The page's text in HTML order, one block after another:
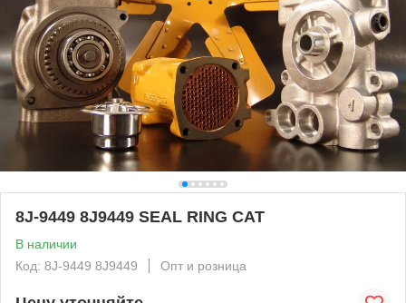
8J-9449 8J9449 SEAL RING CAT
В наличии
Код: 8J-9449 8J9449
Опт и розница